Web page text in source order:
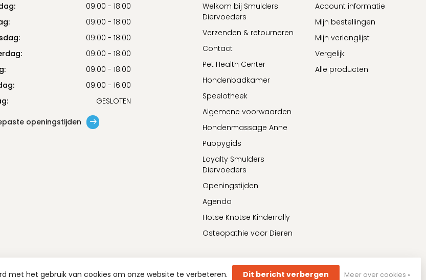
09:00 - 18:00
09:00 - 18:00
09:00 - 18:00
09:00 - 18:00
09:00 - 18:00
09:00 - 16:00
GESLOTEN
openingstijden
Welkom bij Smulders
Diervoeders
Verzenden & retourneren
Contact
Pet Health Center
Hondenbadkamer
Speelotheek
Algemene voorwaarden
Hondenmassage Anne
Puppygids
Loyalty Smulders
Diervoeders
Openingstijden
Agenda
Hotse Knotse Kinderrally
Osteopathie voor Dieren
Account informatie
Mijn bestellingen
Mijn verlanglijst
Vergelijk
Alle producten
met het gebruik van cookies om onze website te verbeteren. Dit bericht verbergen Meer over cookies »